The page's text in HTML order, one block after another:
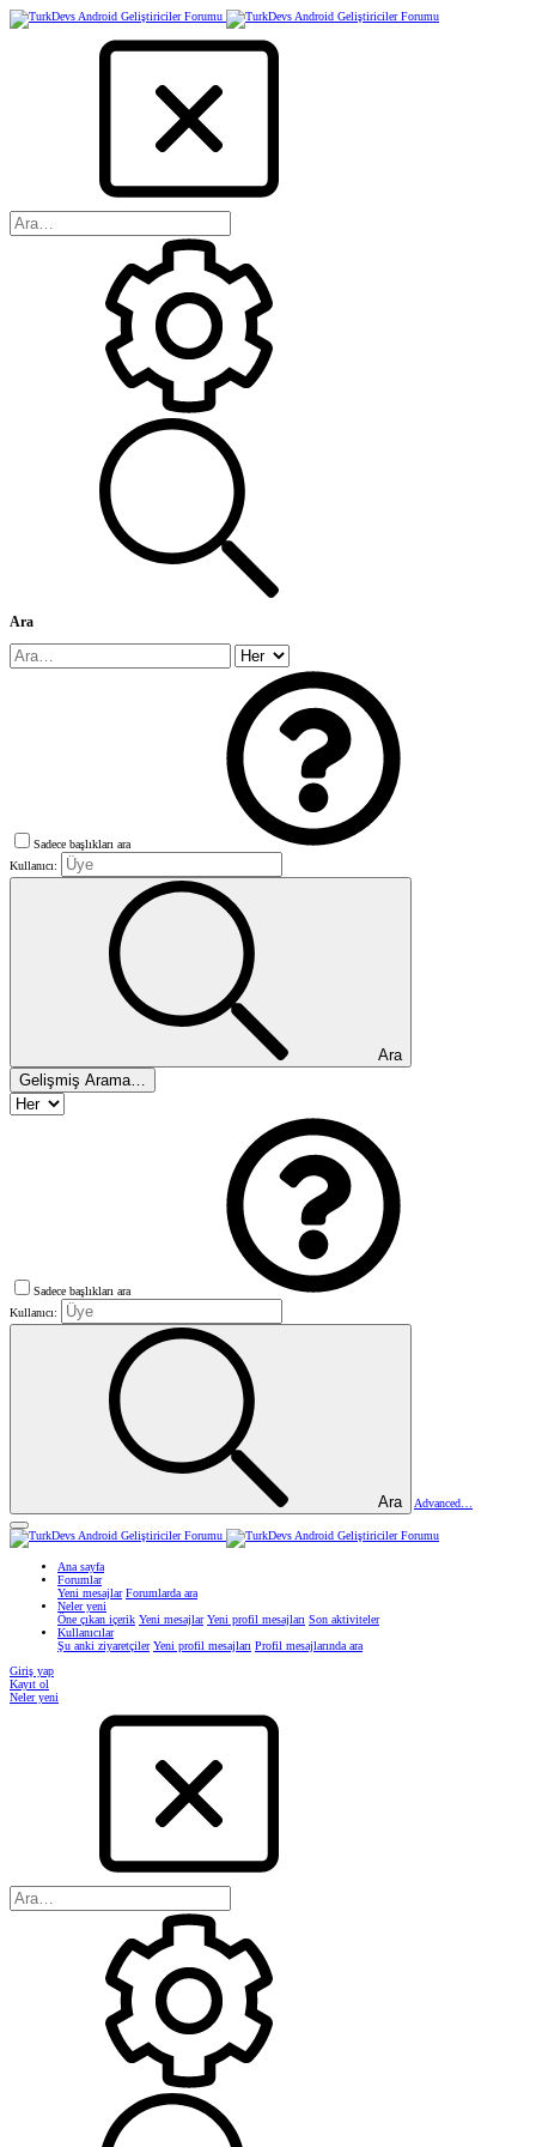
Ara
Sadece başlıkları ara
Kullanıcı:
Ara
Gelişmiş Arama…
Sadece başlıkları ara
Kullanıcı:
Ara Advanced…
Ana sayfa
Forumlar
Yeni mesajlar Forumlarda ara
Neler yeni
Öne çıkan içerik Yeni mesajlar Yeni profil mesajları Son aktiviteler
Kullanıcılar
Şu anki ziyaretçiler Yeni profil mesajları Profil mesajlarında ara
Giriş yap
Kayıt ol
Neler yeni